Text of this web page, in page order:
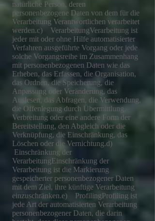
natürliche Person, deren
personenbezogene Daten von dem für die
Verarbeitung Verantwortlichen verarbeitet
werden.c) VerarbeitungVerarbeitung ist
jeder mit oder ohne Hilfe automatisierter
Verfahren ausgeführte Vorgang oder jede
solche Vorgangsreihe im Zusammenhang
mit personenbezogenen Daten wie das
Erheben, das Erfassen, die Organisation,
das Ordnen, die Speicherung, die
Anpassung oder Veränderung, das
Auslesen, das Abfragen, die Verwendung,
die Offenlegung durch Übermittlung,
Verbreitung oder eine andere Form der
Bereitstellung, den Abgleich oder die
Verknüpfung, die Einschränkung, das
Löschen oder die Vernichtung.d)
Einschränkung der
VerarbeitungEinschränkung der
Verarbeitung ist die Markierung
gespeicherter personenbezogener Daten
mit dem Ziel, ihre künftige Verarbeitung
einzuschränken.e) ProfilingProfiling ist
jede Art der automatisierten Verarbeitung
personenbezogener Daten, die darin